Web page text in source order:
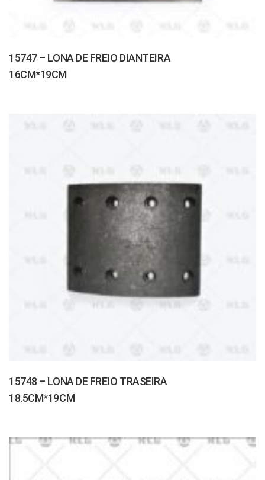
15747 – LONA DE FREIO DIANTEIRA
16CM*19CM
15748 – LONA DE FREIO TRASEIRA
18.5CM*19CM